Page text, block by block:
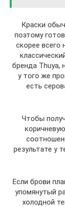
Краски
поэтому
скорее
бренда Thuya,
у того же
есть
Чтобы
результате у
Если брови
упомянутый
холодной